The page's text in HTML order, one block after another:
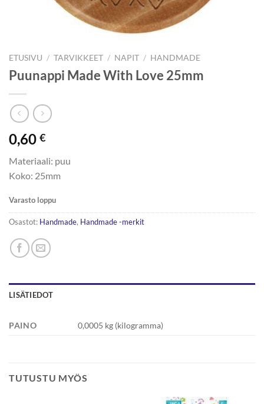
ETUSIVU / TARVIKKEET / NAPIT / HANDMADE
Puunappi Made With Love 25mm
0,60 €
Materiaali: puu
Koko: 25mm
Varasto loppu
Osastot: Handmade, Handmade -merkit
LISÄTIEDOT
PAINO 0,0005 kg (kilogramma)
TUTUSTU MYÖS